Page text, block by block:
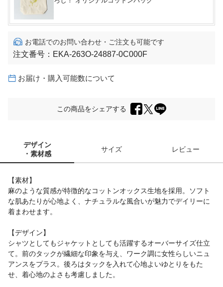
お電話でのお問い合わせ・ご注文も可能です
注文番号： EKA-263O-24887-0C000F
お届け・購入可能数について
この商品をシェアする
デザイン
・素材感
サイズ レビュー
【素材】
麻のような質感が特徴的なコットンオックス生地を採用。ソフト
な肌あたりが心地よく、ナチュラルな風合いが魅力でデイリーに
着まわせます。
【デザイン】
シャツとしてもジャケットとしても活躍するオーバーサイズ仕立
て。前のタックが繊細な印象を与え、ワーク調に女性らしいニュ
アンスをプラス。後ろはタックを入れて心地よいゆとりをもた
せ、着心地のよさも考慮しました。